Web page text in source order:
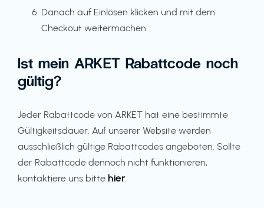
Danach auf Einlösen klicken und mit dem
Checkout weitermachen
Ist mein ARKET Rabattcode noch
gültig?
Jeder Rabattcode von ARKET hat eine bestimmte
Gültigkeitsdauer. Auf unserer Website werden
ausschließlich gültige Rabattcodes angeboten. Sollte
der Rabattcode dennoch nicht funktionieren,
kontaktiere uns bitte hier.